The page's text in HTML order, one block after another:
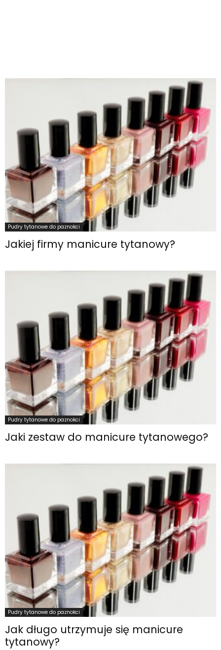
Pudry tytanowe do paznokci
Jakiej firmy manicure tytanowy?
Pudry tytanowe do paznokci
Jaki zestaw do manicure tytanowego?
Pudry tytanowe do paznokci
Jak długo utrzymuje się manicure
tytanowy?